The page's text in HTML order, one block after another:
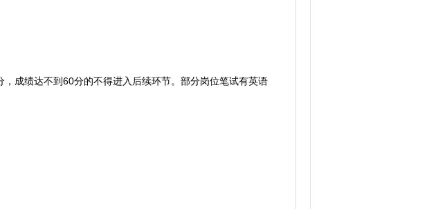
成绩达不到60分的不得进入后续环节。部分岗位笔试有英语